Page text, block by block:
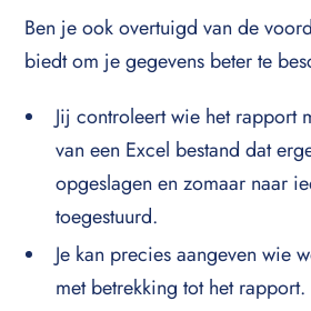
Ben je ook overtuigd van de
biedt om je gegevens beter te
Jij controleert wie het rapport
van een Excel bestand dat
opgeslagen en zomaar naar
toegestuurd.
Je kan precies aangeven wie
met betrekking tot het